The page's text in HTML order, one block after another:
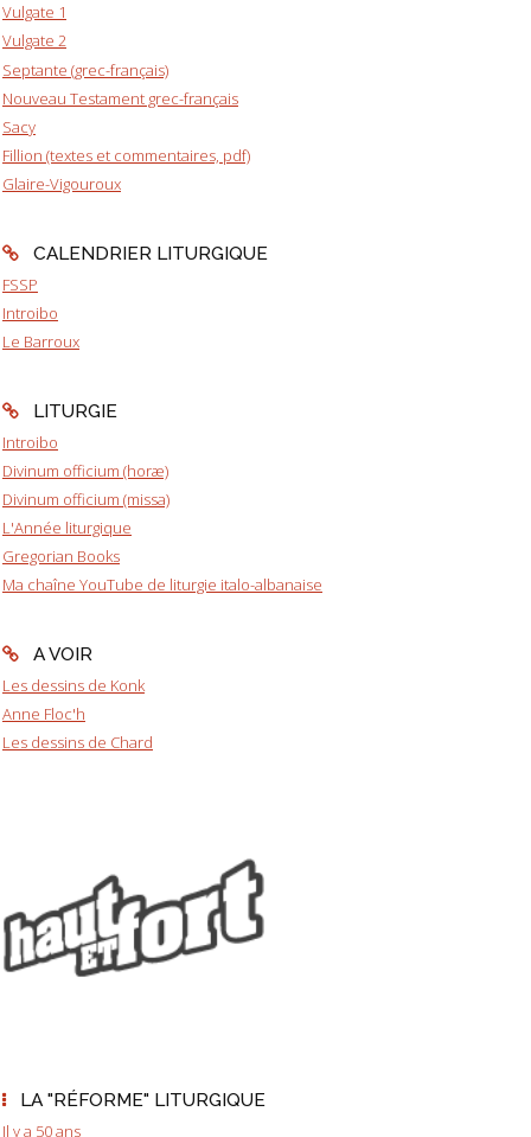
Vulgate 1
Vulgate 2
Septante (grec-français)
Nouveau Testament grec-français
Sacy
Fillion (textes et commentaires, pdf)
Glaire-Vigouroux
CALENDRIER LITURGIQUE
FSSP
Introibo
Le Barroux
LITURGIE
Introibo
Divinum officium (horæ)
Divinum officium (missa)
L'Année liturgique
Gregorian Books
Ma chaîne YouTube de liturgie italo-albanaise
A VOIR
Les dessins de Konk
Anne Floc'h
Les dessins de Chard
LA "RÉFORME" LITURGIQUE
Il y a 50 ans